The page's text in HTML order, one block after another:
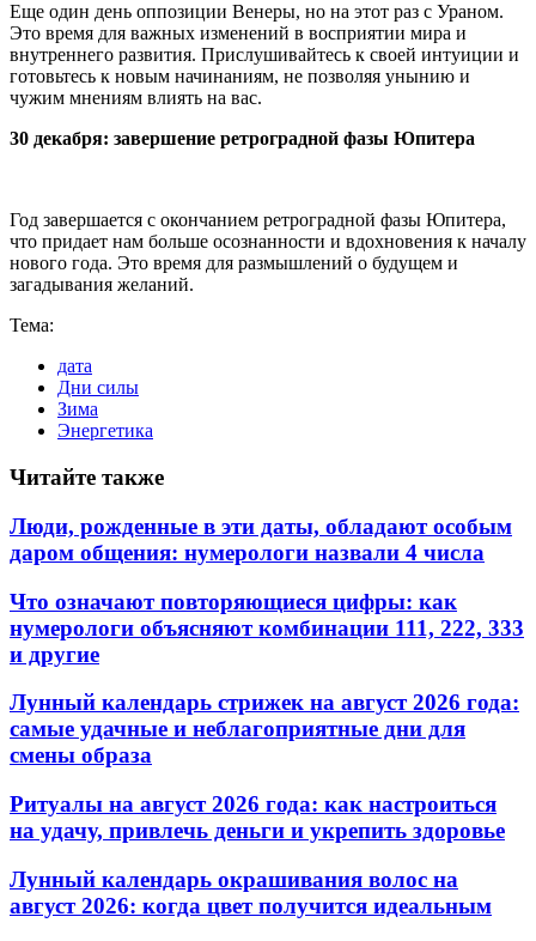
Еще один день оппозиции Венеры, но на этот раз с Ураном.
Это время для важных изменений в восприятии мира и
внутреннего развития. Прислушивайтесь к своей интуиции и
готовьтесь к новым начинаниям, не позволяя унынию и
чужим мнениям влиять на вас.
30 декабря: завершение ретроградной фазы Юпитера
Год завершается с окончанием ретроградной фазы Юпитера,
что придает нам больше осознанности и вдохновения к началу
нового года. Это время для размышлений о будущем и
загадывания желаний.
Тема:
дата
Дни силы
Зима
Энергетика
Читайте также
Люди, рожденные в эти даты, обладают особым
даром общения: нумерологи назвали 4 числа
Что означают повторяющиеся цифры: как
нумерологи объясняют комбинации 111, 222, 333
и другие
Лунный календарь стрижек на август 2026 года:
самые удачные и неблагоприятные дни для
смены образа
Ритуалы на август 2026 года: как настроиться
на удачу, привлечь деньги и укрепить здоровье
Лунный календарь окрашивания волос на
август 2026: когда цвет получится идеальным